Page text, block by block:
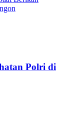
Polri di